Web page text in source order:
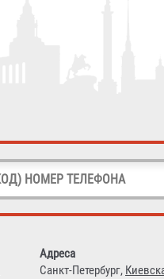
Адреса
Санкт-Петербург,